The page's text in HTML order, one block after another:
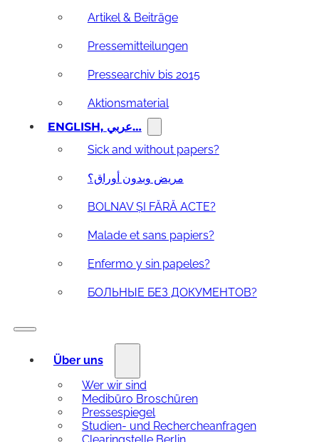
Artikel & Beiträge
Pressemitteilungen
Pressearchiv bis 2015
Aktionsmaterial
ENGLISH, عربي…
Sick and without papers?
مريض وبدون أوراق؟
BOLNAV ȘI FĂRĂ ACTE?
Malade et sans papiers?
Enfermo y sin papeles?
БОЛЬНЫЕ БЕЗ ДОКУМЕНТОВ?
Über uns
Wer wir sind
Medibüro Broschüren
Pressespiegel
Studien- und Rechercheanfragen